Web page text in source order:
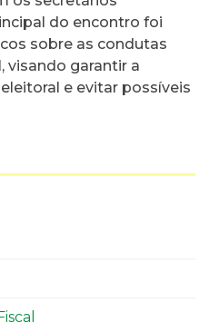
do encontro foi
sobre as condutas
visando garantir a
e evitar possíveis